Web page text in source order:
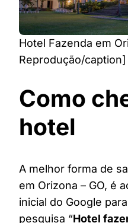
Hotel Fazenda em
Reprodução/caption]
Como
hotel
A melhor forma de
em Orizona – GO, é
inicial do Google
pesquisa “Hotel